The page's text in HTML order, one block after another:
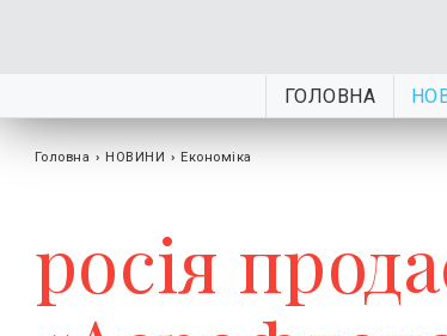
ГОЛОВНА
Головна › НОВИНИ › Економіка
росія